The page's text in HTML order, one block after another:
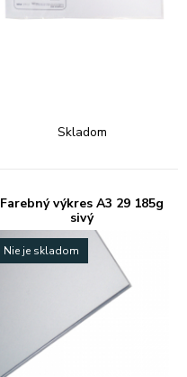
Skladom
Farebný výkres A3 29 185g
sivý
Nie je skladom